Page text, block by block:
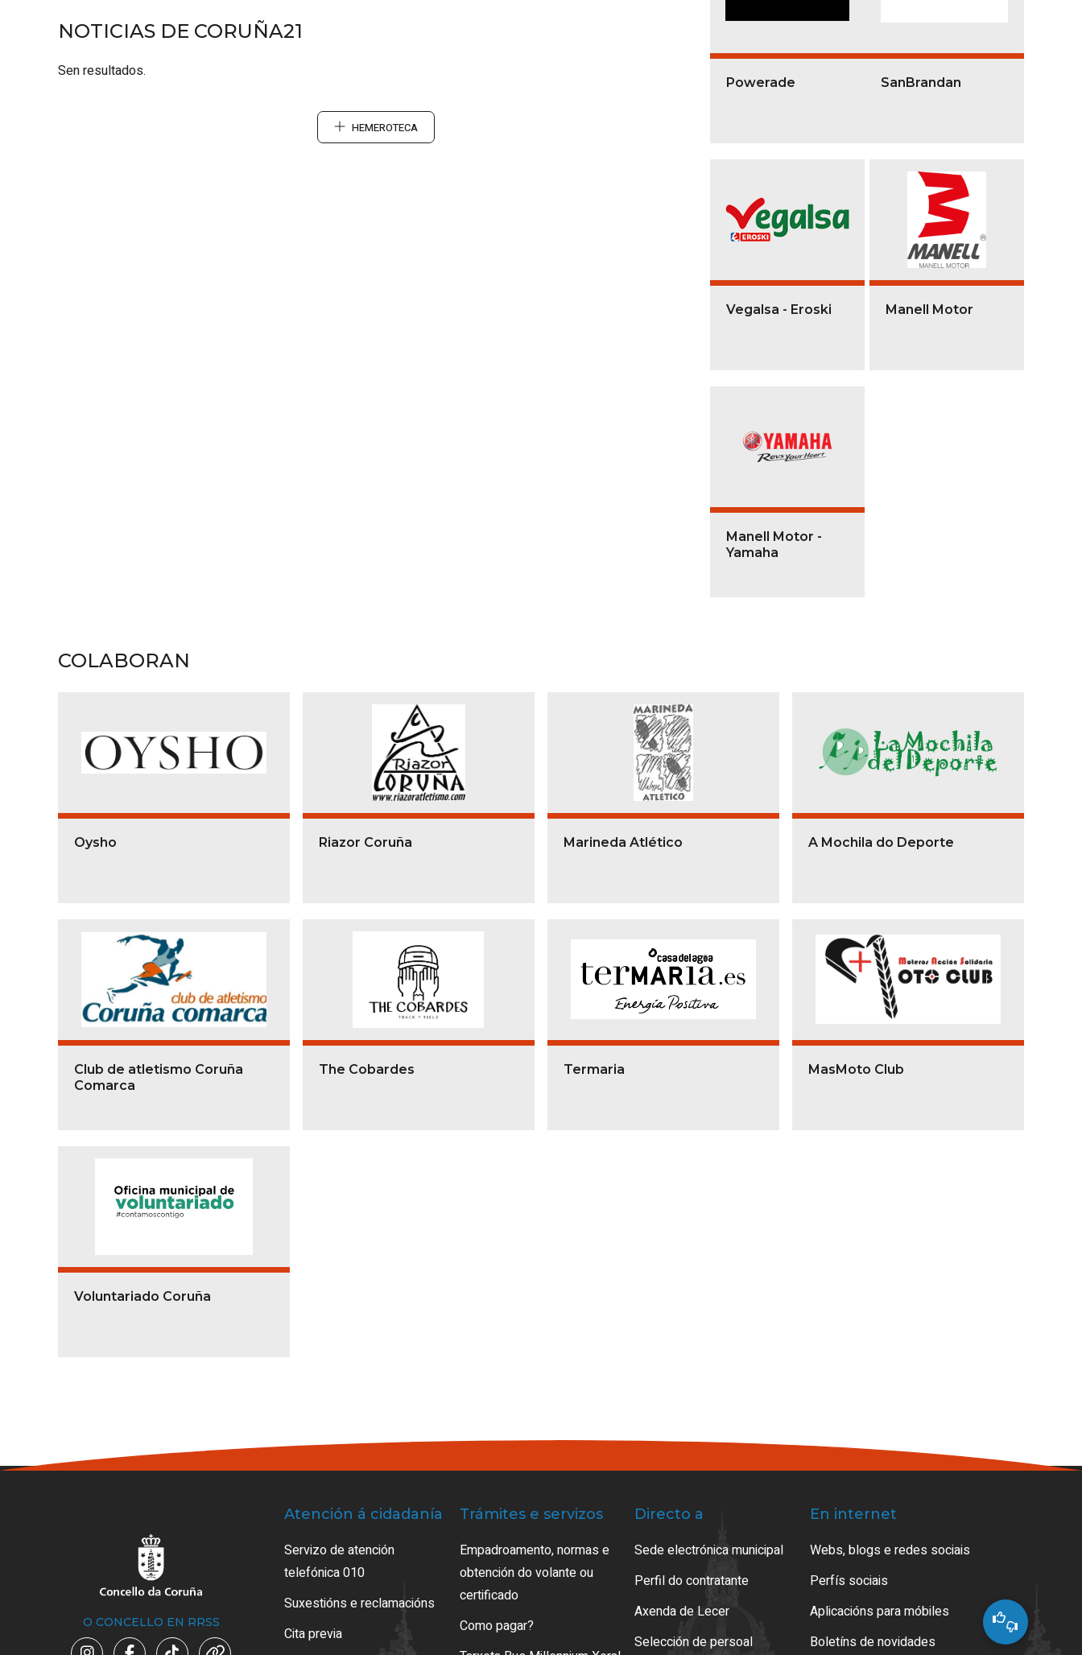
NOTICIAS DE CORUÑA21
Sen resultados.
HEMEROTECA
Powerade SanBrandan
Vegalsa - Eroski Manell Motor
Manell Motor -
Yamaha
COLABORAN
Oysho Riazor Coruña Marineda Atlético A Mochila do Deporte
Club de atletismo Coruña
Comarca
The Cobardes Termaria MasMoto Club
Voluntariado Coruña
O CONCELLO EN RRSS
Atención á cidadanía
Servizo de atención
telefónica 010
Suxestións e reclamacións
Cita previa
Trámites e servizos
Empadroamento, normas e
obtención do volante ou
certificado
Como pagar?
Directo a
Sede electrónica municipal
Perfil do contratante
Axenda de Lecer
Selección de persoal
En internet
Webs, blogs e redes sociais
Perfís sociais
Aplicacións para móbiles
Boletíns de novidades